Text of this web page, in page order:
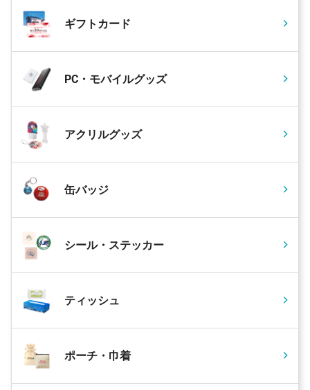
ギフトカード
PC・モバイルグッズ
アクリルグッズ
缶バッジ
シール・ステッカー
ティッシュ
ポーチ・巾着